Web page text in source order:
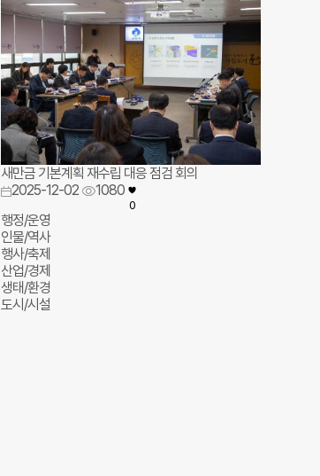
새만금 기본계획 재수립 대응 점검 회의
2025-12-02
1080
0
행정/운영
인물/역사
행사/축제
산업/경제
생태/환경
도시/시설